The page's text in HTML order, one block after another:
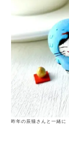
昨年の辰猫さんと一緒に